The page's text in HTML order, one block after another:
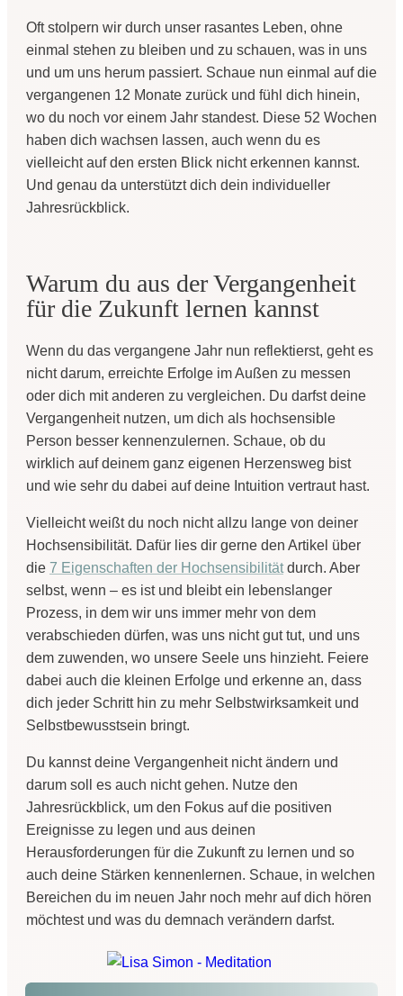
Oft stolpern wir durch unser rasantes Leben, ohne
einmal stehen zu bleiben und zu schauen, was in uns
und um uns herum passiert. Schaue nun einmal auf die
vergangenen 12 Monate zurück und fühl dich hinein,
wo du noch vor einem Jahr standest. Diese 52 Wochen
haben dich wachsen lassen, auch wenn du es
vielleicht auf den ersten Blick nicht erkennen kannst.
Und genau da unterstützt dich dein individueller
Jahresrückblick.
Warum du aus der Vergangenheit
für die Zukunft lernen kannst
Wenn du das vergangene Jahr nun reflektierst, geht es
nicht darum, erreichte Erfolge im Außen zu messen
oder dich mit anderen zu vergleichen. Du darfst deine
Vergangenheit nutzen, um dich als hochsensible
Person besser kennenzulernen. Schaue, ob du
wirklich auf deinem ganz eigenen Herzensweg bist
und wie sehr du dabei auf deine Intuition vertraut hast.
Vielleicht weißt du noch nicht allzu lange von deiner
Hochsensibilität. Dafür lies dir gerne den Artikel über
die 7 Eigenschaften der Hochsensibilitätdurch. Aber
selbst, wenn – es ist und bleibt ein lebenslanger
Prozess, in dem wir uns immer mehr von dem
verabschieden dürfen, was uns nicht gut tut, und uns
dem zuwenden, wo unsere Seele uns hinzieht. Feiere
dabei auch die kleinen Erfolge und erkenne an, dass
dich jeder Schritt hin zu mehr Selbstwirksamkeit und
Selbstbewusstsein bringt.
Du kannst deine Vergangenheit nicht ändern und
darum soll es auch nicht gehen. Nutze den
Jahresrückblick, um den Fokus auf die positiven
Ereignisse zu legen und aus deinen
Herausforderungen für die Zukunft zu lernen und so
auch deine Stärken kennenlernen. Schaue, in welchen
Bereichen du im neuen Jahr noch mehr auf dich hören
möchtest und was du demnach verändern darfst.